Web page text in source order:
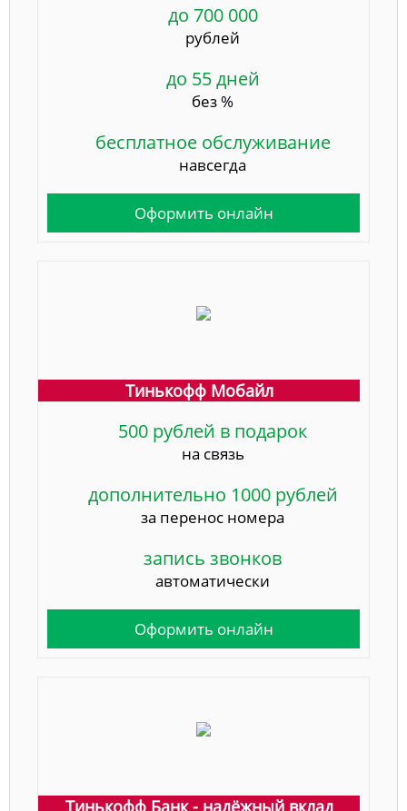
до 700 000
рублей
до 55 дней
без %
бесплатное обслуживание
навсегда
Оформить онлайн
Тинькофф Мобайл
500 рублей в подарок
на связь
дополнительно 1000 рублей
за перенос номера
запись звонков
автоматически
Оформить онлайн
Тинькофф Банк - надёжный вклад